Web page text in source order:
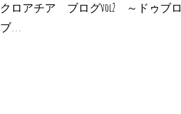
クロアチア ブログvol2 ～ドゥブロ
ブ...